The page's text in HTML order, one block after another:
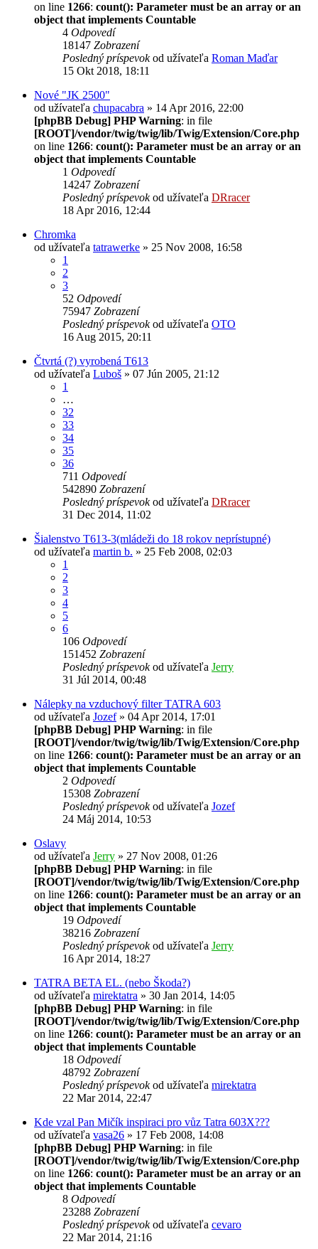
on line 1266: count(): Parameter must be an array or an
object that implements Countable
4 Odpovedí
18147 Zobrazení
Posledný príspevokod užívateľa Roman Maďar
15 Okt 2018, 18:11
Nové "JK 2500"
od užívateľa chupacabra » 14 Apr 2016, 22:00
[phpBB Debug] PHP Warning: in file
[ROOT]/vendor/twig/twig/lib/Twig/Extension/Core.php
on line 1266: count(): Parameter must be an array or an
object that implements Countable
1 Odpovedí
14247 Zobrazení
Posledný príspevokod užívateľa DRracer
18 Apr 2016, 12:44
Chromka
od užívateľa tatrawerke » 25 Nov 2008, 16:58
1
2
3
52 Odpovedí
75947 Zobrazení
Posledný príspevokod užívateľa OTO
16 Aug 2015, 20:11
Čtvrtá (?) vyrobená T613
od užívateľa Luboš » 07 Jún 2005, 21:12
1
…
32
33
34
35
36
711 Odpovedí
542890 Zobrazení
Posledný príspevokod užívateľa DRracer
31 Dec 2014, 11:02
Šialenstvo T613-3(mládeži do 18 rokov neprístupné)
od užívateľa martin b. » 25 Feb 2008, 02:03
1
2
3
4
5
6
106 Odpovedí
151452 Zobrazení
Posledný príspevokod užívateľa Jerry
31 Júl 2014, 00:48
Nálepky na vzduchový filter TATRA 603
od užívateľa Jozef» 04 Apr 2014, 17:01
[phpBB Debug] PHP Warning: in file
[ROOT]/vendor/twig/twig/lib/Twig/Extension/Core.php
on line 1266: count(): Parameter must be an array or an
object that implements Countable
2 Odpovedí
15308 Zobrazení
Posledný príspevokod užívateľa Jozef
24 Máj 2014, 10:53
Oslavy
od užívateľa Jerry » 27 Nov 2008, 01:26
[phpBB Debug] PHP Warning: in file
[ROOT]/vendor/twig/twig/lib/Twig/Extension/Core.php
on line 1266: count(): Parameter must be an array or an
object that implements Countable
19 Odpovedí
38216 Zobrazení
Posledný príspevokod užívateľa Jerry
16 Apr 2014, 18:27
TATRA BETA EL. (nebo Škoda?)
od užívateľa mirektatra » 30 Jan 2014, 14:05
[phpBB Debug] PHP Warning: in file
[ROOT]/vendor/twig/twig/lib/Twig/Extension/Core.php
on line 1266: count(): Parameter must be an array or an
object that implements Countable
18 Odpovedí
48792 Zobrazení
Posledný príspevokod užívateľa mirektatra
22 Mar 2014, 22:47
Kde vzal Pan Mičík inspiraci pro vůz Tatra 603X???
od užívateľa vasa26 » 17 Feb 2008, 14:08
[phpBB Debug] PHP Warning: in file
[ROOT]/vendor/twig/twig/lib/Twig/Extension/Core.php
on line 1266: count(): Parameter must be an array or an
object that implements Countable
8 Odpovedí
23288 Zobrazení
Posledný príspevokod užívateľa cevaro
22 Mar 2014, 21:16